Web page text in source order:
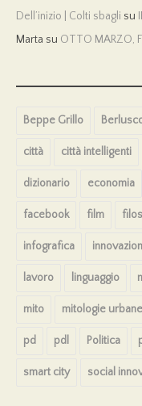
Dell’inizio | Colti sbagli su
Marta su OTTO MARZO,
Beppe Grillo
città città intelligenti
dizionario economia
facebook film
infografica
lavoro linguaggio
mito mitologie urbane
pd pdl Politica
smart city social